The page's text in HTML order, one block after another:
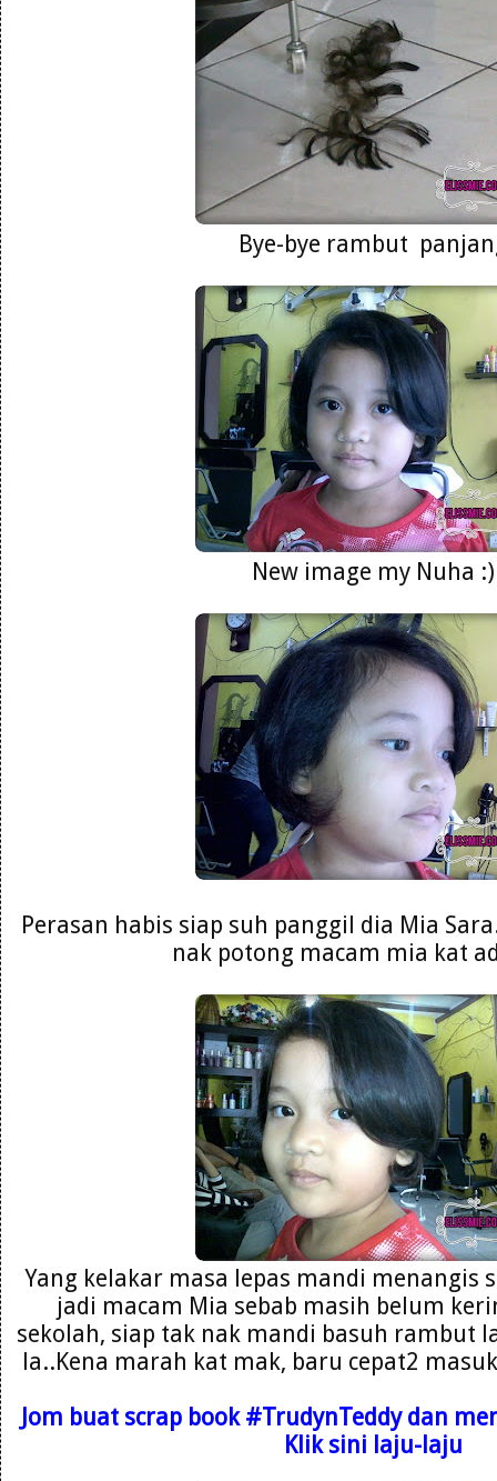
Bye-bye rambut
New image my Nuha :)
Perasan habis siap suh panggil dia Mia
nak potong macam mia kat
Yang kelakar masa lepas mandi menangis
jadi macam Mia sebab masih belum
sekolah, siap tak nak mandi basuh rambut
la..Kena marah kat mak, baru cepat2
Jom buat scrap book #TrudynTeddy dan
Klik sini laju-laju